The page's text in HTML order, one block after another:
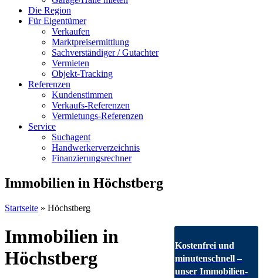
Die Region
Für Eigentümer
Verkaufen
Marktpreisermittlung
Sachverständiger / Gutachter
Vermieten
Objekt-Tracking
Referenzen
Kundenstimmen
Verkaufs-Referenzen
Vermietungs-Referenzen
Service
Suchagent
Handwerkerverzeichnis
Finanzierungsrechner
Immobilien in Höchstberg
Startseite » Höchstberg
Kostenfrei und
minutenschnell –
unser Immobilien-
Immobilien in
Höchstberg